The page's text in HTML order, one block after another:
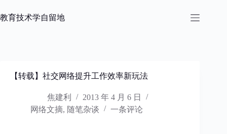
过
教育技术学自留地
【转载】社交网络提升工作效率新玩法
焦建利
2013 年 4 月 6 日
网络文摘, 随笔杂谈 一条评论